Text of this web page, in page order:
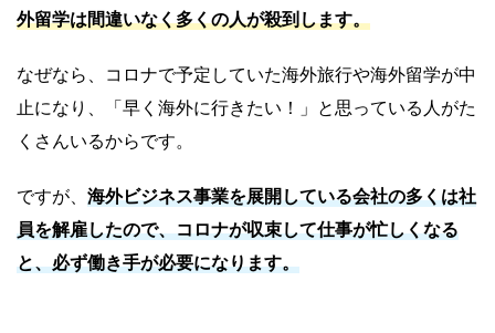
外留学は間違いなく多くの人が殺到します。
なぜなら、コロナで予定していた海外旅行や海外留学が中
止になり、「早く海外に行きたい！」と思っている人がた
くさんいるからです。
ですが、 海外ビジネス事業を展開している会社の多くは社
員を解雇したので、コロナが収束して仕事が忙しくなる
と、必ず働き手が必要になります。